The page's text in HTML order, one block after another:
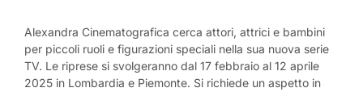
Alexandra Cinematografica cerca attori, attrici e bambini
per piccoli ruoli e figurazioni speciali nella sua nuova serie
TV. Le riprese si svolgeranno dal 17 febbraio al 12 aprile
2025 in Lombardia e Piemonte. Si richiede un aspetto in